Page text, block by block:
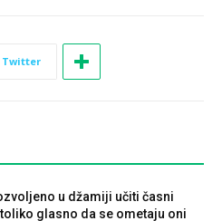
Twitter
u džamiji učiti časni
toliko glasno da se ometaju oni